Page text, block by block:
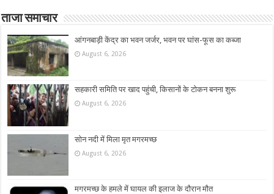
ताजा समाचार
आंगनबाड़ी केंद्र का भवन जर्जर, भवन पर घांस-फूस का कब्जा
August 6, 2026
सहकारी समिति पर खाद पहुंची, किसानों के टोकन बनना शुरू
August 6, 2026
सोन नदी में मिला मृत मगरमच्छ
August 6, 2026
मगरमच्छ के हमले में घायल की इलाज के दौरान मौत